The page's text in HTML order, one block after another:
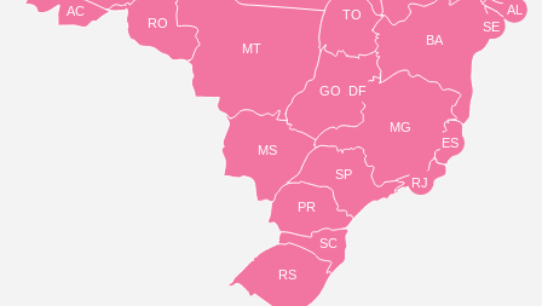
TO
BA
SE
AL
AC
RO
MT
MS
GO
PR
SC
RS
SP
MG
RJ
ES
DF